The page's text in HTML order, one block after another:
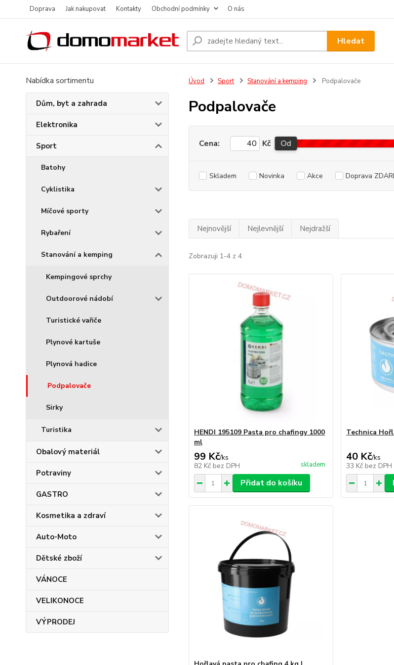
Doprava Jak nakupovat Kontakty Obchodní podmínky O nás
Hledat
Nabídka sortimentu
Dům, byt a zahrada
Elektronika
Sport
Batohy
Cyklistika
Míčové sporty
Rybaření
Stanování a kemping
Kempingové sprchy
Outdoorové nádobí
Turistické vařiče
Plynové kartuše
Plynová hadice
Podpalovače
Sirky
Turistika
Obalový materiál
Potraviny
GASTRO
Kosmetika a zdraví
Auto-Moto
Dětské zboží
VÁNOCE
VELIKONOCE
VÝPRODEJ
Úvod Sport Stanování a kemping Podpalovače
Podpalovače
Cena: Kč Od
Skladem Novinka Akce Doprava
Nejnovější Nejlevnější Nejdražší
Zobrazuji 1-4 z 4
HENDI 195109 Pasta pro chafingy 1000
ml
99 Kč/ks
82 Kč bez DPH skladem
Přidat do košíku
Technica
40 Kč/ks
33 Kč bez DPH